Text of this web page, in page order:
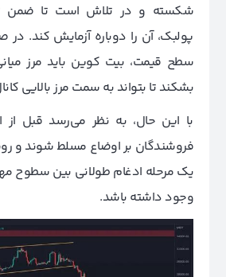
شکسته و در تلاش است تا ضمن
پولبک، آن را دوباره آزمایش کند.
بشکند تا بتواند به سمت مرز بالایی
با این حال، به نظر می‌رسد قبل از
فروشندگان بر اوضاع مسلط شوند و
وجود داشته باشد.